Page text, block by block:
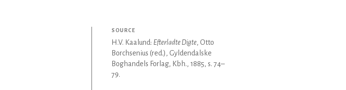
SOURCE
H.V. Kaalund: Efterladte Digte, Otto
Borchsenius (red.), Gyldendalske
Boghandels Forlag, Kbh., 1885, s. 74–
79.